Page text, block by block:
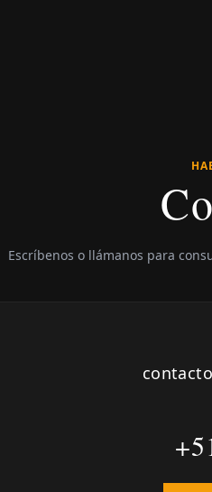
Escríbenos o llámanos para